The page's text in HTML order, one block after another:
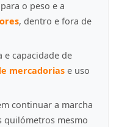
o peso e a
, dentro e fora de
e capacidade de
mercadorias e uso
continuar a marcha
quilómetros mesmo